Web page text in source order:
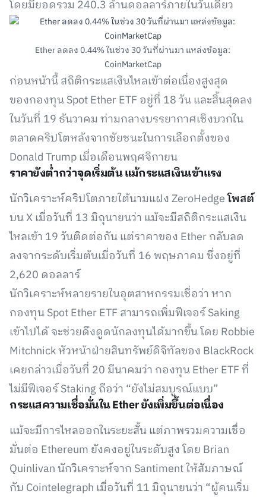
โดยมียอดรวม 240.3 ล้านดอลลาร์ภายในวันเดียว
Ether ลดลง 0.44% ในช่วง 30 วันที่ผ่านมา แหล่งข้อมูล:
CoinMarketCap
ก่อนหน้านี้ สถิติกระแสเงินไหลเข้าต่อเนื่องสูงสุด
ของกองทุน Spot Ether ETF อยู่ที่ 18 วัน และสิ้นสุดลง
ในวันที่ 19 ธันวาคม ท่ามกลางบรรยากาศเชิงบวกใน
ตลาดคริปโตหลังจากชัยชนะในการเลือกตั้งของ
Donald Trump เมื่อเดือนพฤศจิกายน
ราคายังต่ำกว่าจุดเริ่มต้น แม้กระแสเงินเข้าแรง
นักวิเคราะห์คริปโตภายใต้นามแฝง ZeroHedgeโพสต์
บน X เมื่อวันที่ 13 มิถุนายนว่า แม้จะมีสถิติกระแสเงิน
ไหลเข้า 19 วันติดต่อกัน แต่ราคาของ Ether กลับลด
ลงจากระดับเริ่มต้นเมื่อวันที่ 16 พฤษภาคม ซึ่งอยู่ที่
2,620 ดอลลาร์
นักวิเคราะห์หลายรายในอุตสาหกรรมเชื่อว่า หาก
กองทุน Spot Ether ETF สามารถเพิ่มฟีเจอร์ Saking
เข้าไปได้ จะช่วยดึงดูดนักลงทุนได้มากขึ้น โดย Robbie
Mitchnick หัวหน้าฝ่ายสินทรัพย์ดิจิทัลของ BlackRock
เคยกล่าวเมื่อวันที่ 20 มีนาคมว่า กองทุน Ether ETF ที่
ไม่มีฟีเจอร์ Staking ถือว่า “ยังไม่สมบูรณ์แบบ”
กระแสความเชื่อมั่นใน Ether ยังเพิ่มขึ้นต่อเนื่อง
แม้จะมีการไหลออกในระยะสั้น แต่ภาพรวมความเชื่อ
มั่นต่อ Ethereum ยังคงอยู่ในระดับสูง โดย Brian
Quinlivan นักวิเคราะห์จาก Santiment ให้สัมภาษณ์
กับ Cointelegraph เมื่อวันที่ 11 มิถุนายนว่า “ผู้คนเริ่ม